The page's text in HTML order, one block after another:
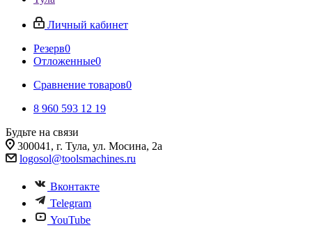
Личный кабинет
Резерв0
Отложенные0
Сравнение товаров0
8 960 593 12 19
Будьте на связи
300041, г. Тула, ул. Мосина, 2а
logosol@toolsmachines.ru
Вконтакте
Telegram
YouTube